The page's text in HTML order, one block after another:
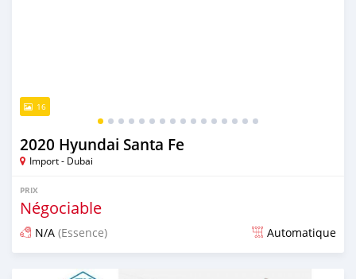
16
2020 Hyundai Santa Fe
Import - Dubai
PRIX
Négociable
N/A (Essence) Automatique